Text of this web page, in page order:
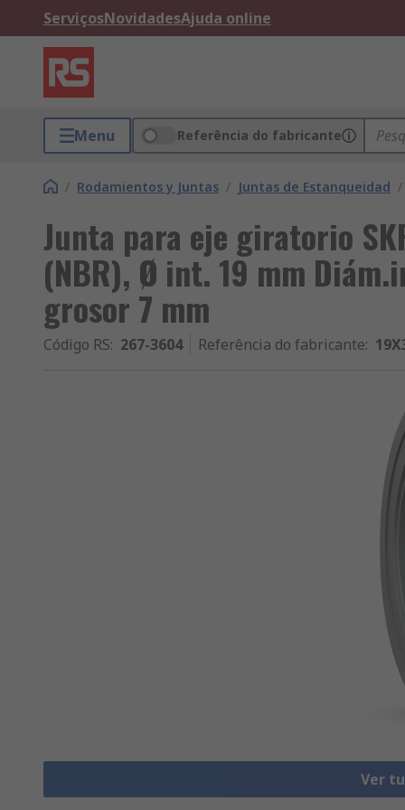
ServiçosNovidadesAjuda online
Menu Referência do fabricante
/ Rodamientos y Juntas / Juntas de Estanqueidad /
Junta para eje giratorio
(NBR), Ø int. 19 mm
grosor 7 mm
Código RS: 267-3604 Referência do fabricante:
Ver